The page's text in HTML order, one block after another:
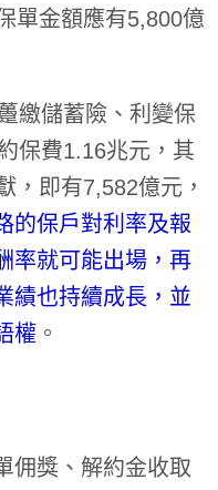
單金額應有5,800億
繳儲蓄險、利變保
保費1.16兆元，其
，即有7,582億元，
的保戶對利率及報
率就可能出場，再
績也持續成長，並
權 。
佣獎、解約金收取